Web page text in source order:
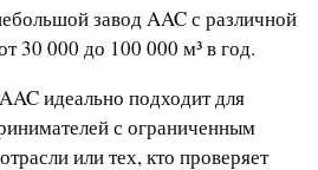
завод AAC с различной
30 000 до 100 000 м³ в год.
идеально подходит для
с ограниченным
или тех, кто проверяет